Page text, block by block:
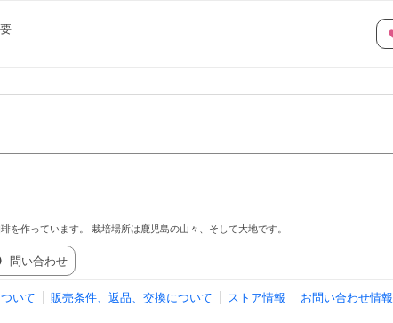
を作っています。 栽培場所は鹿児島の山々、そして大地です。
問い合わせ
いて 販売条件、返品、交換について ストア情報 お問い合わせ情報